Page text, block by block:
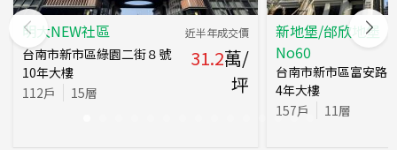
明大NEW社區 近半年成交價
台南市新市區綠園二街８號
10年大樓
112戶 15層
31.2萬/
坪
新地堡/邰欣地堡
No60
台南市新市區富安路
4年大樓
157戶 11層